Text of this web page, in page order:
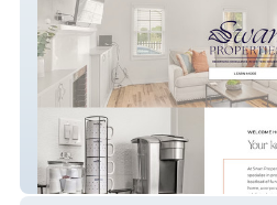
Swan Properties